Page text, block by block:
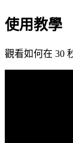
使用教學
觀看如何在 30